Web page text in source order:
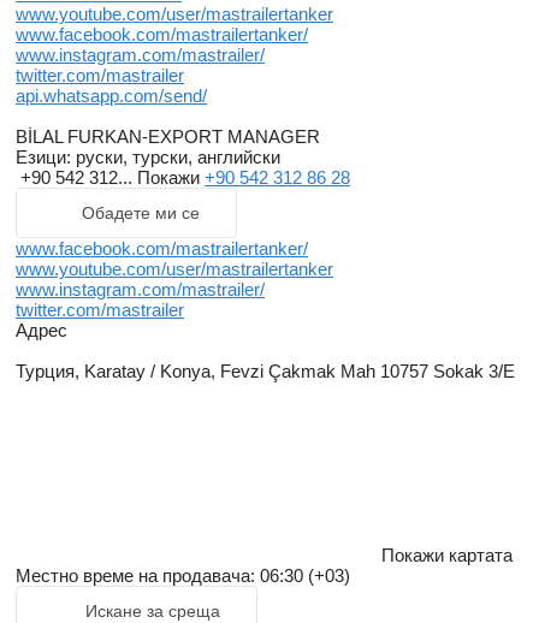
www.youtube.com/user/mastrailertanker
www.facebook.com/mastrailertanker/
www.instagram.com/mastrailer/
twitter.com/mastrailer
api.whatsapp.com/send/
BİLAL FURKAN-EXPORT MANAGER
Езици: руски, турски, английски
+90 542 312... Покажи +90 542 312 86 28
Обадете ми се
www.facebook.com/mastrailertanker/
www.youtube.com/user/mastrailertanker
www.instagram.com/mastrailer/
twitter.com/mastrailer
Адрес
Турция, Karatay / Konya, Fevzi Çakmak Mah 10757 Sokak 3/E
Покажи картата
Местно време на продавача: 06:30 (+03)
Искане за среща